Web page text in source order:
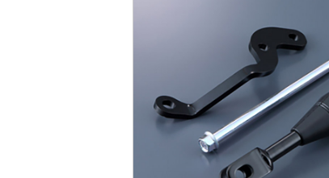
YZF-R9
YZF-R7
550+
XMAX
251~549